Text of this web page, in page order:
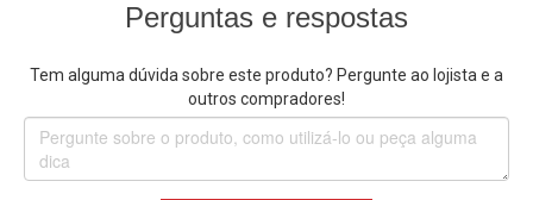
Perguntas e respostas
Tem alguma dúvida sobre este produto? Pergunte ao lojista e a
outros compradores!